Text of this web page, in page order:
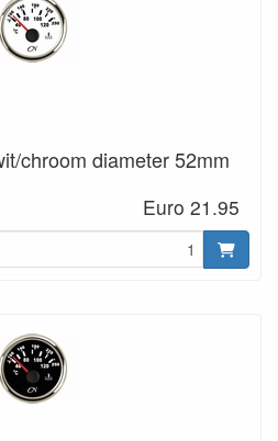
chroom diameter 52mm
Euro 21.95